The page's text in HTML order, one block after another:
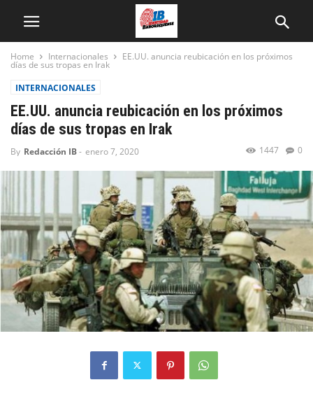
Home Internacionales EE.UU. anuncia reubicación en los próximos
días de sus tropas en Irak
INTERNACIONALES
EE.UU. anuncia reubicación en los próximos
días de sus tropas en Irak
By Redacción IB- enero 7, 2020 0
1447